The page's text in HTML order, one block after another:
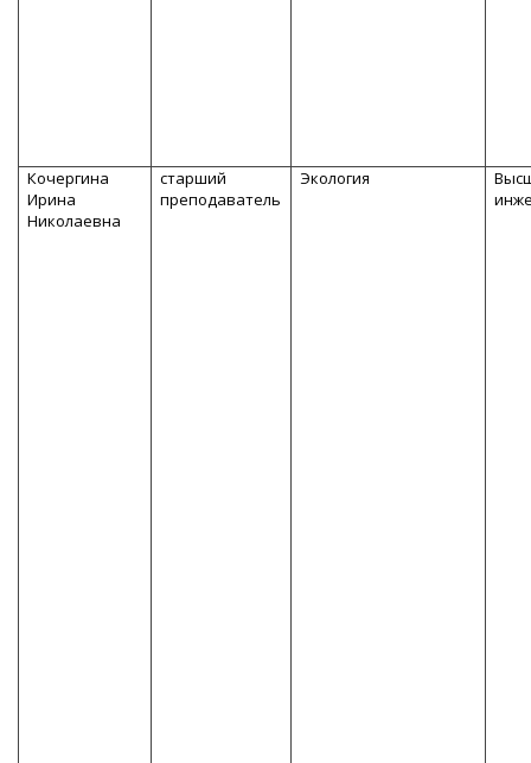
Кочергина
Ирина
Николаевна
старший
преподаватель
Экология